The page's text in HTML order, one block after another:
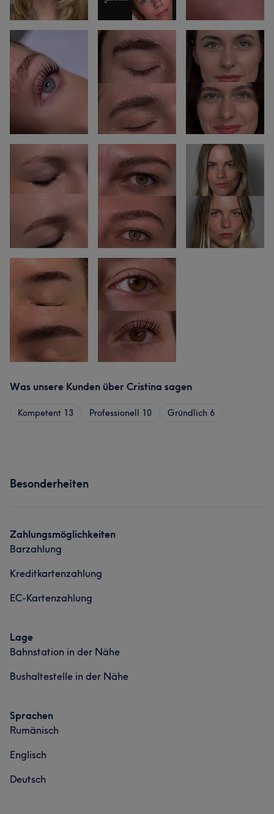
Was unsere Kunden über Cristina sagen
Kompetent 13 Professionell 10 Gründlich 6
Besonderheiten
Zahlungsmöglichkeiten
Barzahlung
Kreditkartenzahlung
EC-Kartenzahlung
Lage
Bahnstation in der Nähe
Bushaltestelle in der Nähe
Sprachen
Rumänisch
Englisch
Deutsch